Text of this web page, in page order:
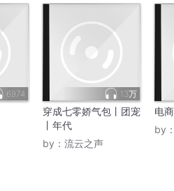
6974 13万
穿成七零娇气包丨团宠
丨年代
by： 流云之声
电
by：